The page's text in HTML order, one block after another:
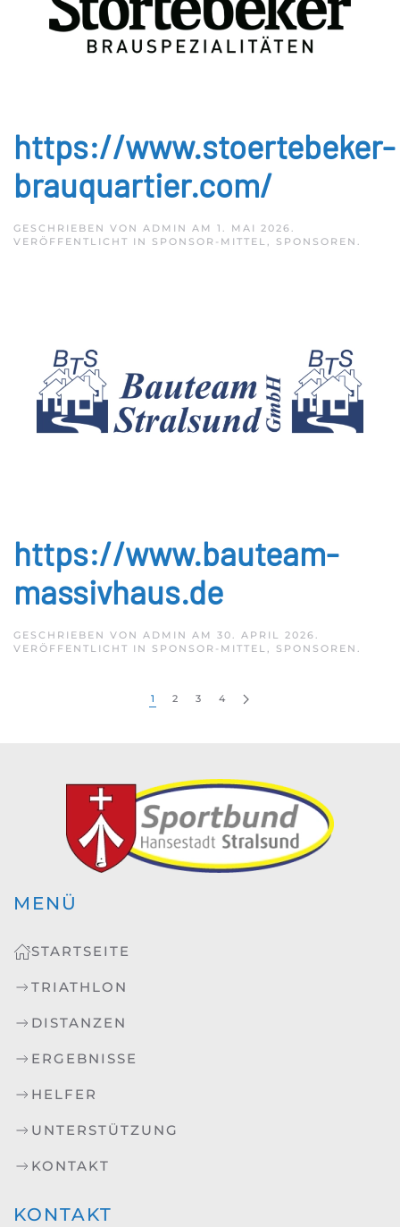
https://www.stoertebeker-
brauquartier.com/
GESCHRIEBEN VON ADMIN AM 1. MAI 2026.
VERÖFFENTLICHT IN SPONSOR-MITTEL, SPONSOREN .
https://www.bauteam-
massivhaus.de
GESCHRIEBEN VON ADMIN AM 30. APRIL 2026.
VERÖFFENTLICHT IN SPONSOR-MITTEL, SPONSOREN .
1 2 3 4
MENÜ
STARTSEITE
TRIATHLON
DISTANZEN
ERGEBNISSE
HELFER
UNTERSTÜTZUNG
KONTAKT
KONTAKT